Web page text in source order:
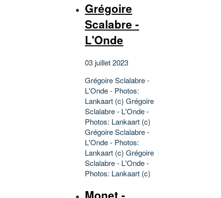
Grégoire
Scalabre -
L'Onde
03 juillet 2023
Grégoire Sclalabre -
L'Onde - Photos:
Lankaart (c) Grégoire
Sclalabre - L'Onde -
Photos: Lankaart (c)
Grégoire Sclalabre -
L'Onde - Photos:
Lankaart (c) Grégoire
Sclalabre - L'Onde -
Photos: Lankaart (c)